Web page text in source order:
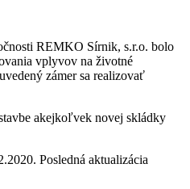
REMKO Sírnik, s.r.o. bolo
vplyvov na životné
zámer sa realizovať
akejkoľvek novej skládky
Posledná aktualizácia